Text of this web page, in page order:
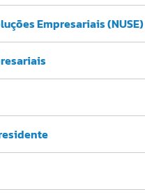
Empresariais (NUSE)